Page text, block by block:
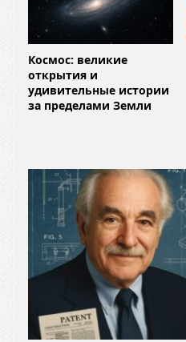
Космос: великие
открытия и
удивительные истории
за пределами Земли